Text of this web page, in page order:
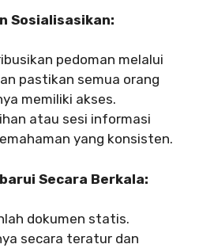
Sosialisasikan:
pedoman melalui
pastikan semua orang
memiliki akses.
atau sesi informasi
yang konsisten.
Secara Berkala:
dokumen statis.
secara teratur dan